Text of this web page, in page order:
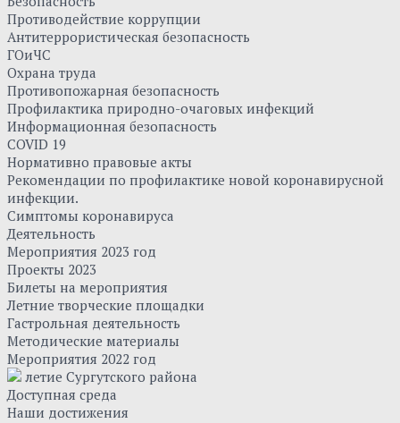
Противодействие коррупции
Антитеррористическая безопасность
ГОиЧС
Охрана труда
Противопожарная безопасность
Профилактика природно-очаговых инфекций
Информационная безопасность
COVID 19
Нормативно правовые акты
Рекомендации по профилактике новой коронавирусной
инфекции.
Симптомы коронавируса
Деятельность
Мероприятия 2023 год
Проекты 2023
Билеты на мероприятия
Летние творческие площадки
Гастрольная деятельность
Методические материалы
Мероприятия 2022 год
летие Сургутского района
Доступная среда
Наши достижения